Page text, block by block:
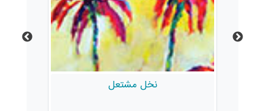
نخل مشتعل